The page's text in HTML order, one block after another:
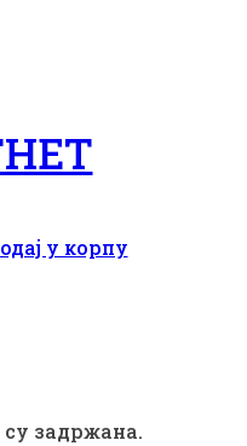
у корпу
су задржана.